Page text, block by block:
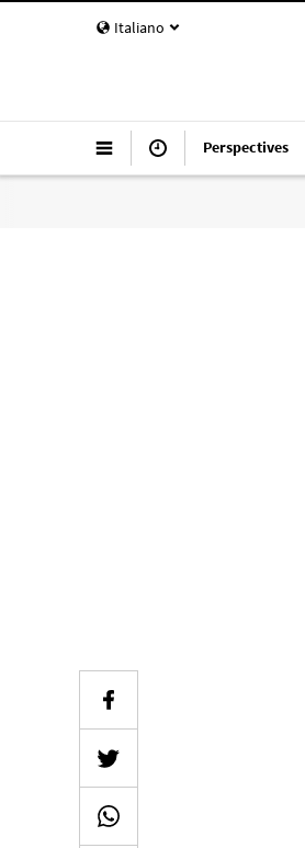
Italiano
Perspectives